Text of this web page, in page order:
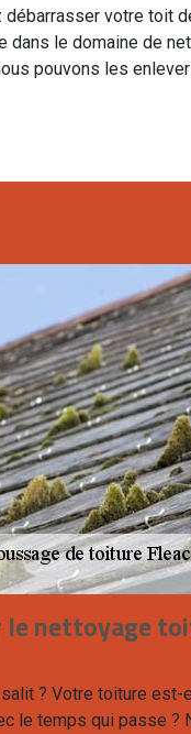
débarrasser votre toit
dans le domaine de
pouvons les
le nettoyage
? Votre toiture
le temps qui passe ?